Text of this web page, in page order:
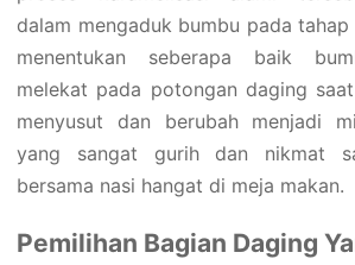
dalam mengaduk bumbu pada
menentukan seberapa baik
melekat pada potongan daging
menyusut dan berubah menjadi
yang sangat gurih dan nikmat
bersama nasi hangat di meja makan.
Pemilihan Bagian Daging